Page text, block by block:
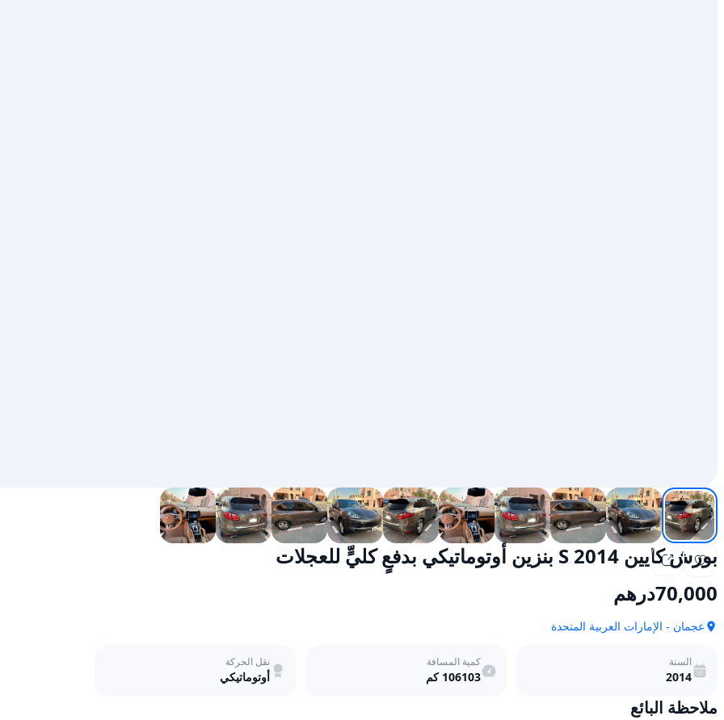
بورش كايين 2014 S بنزين أوتوماتيكي بدفعٍ كليٍّ للعجلات
70,000درهم
عجمان - الإمارات العربية المتحدة
السنة
2014
كمية المسافة
106103 كم
نقل الحركة
أوتوماتيكي
ملاحظة البائع